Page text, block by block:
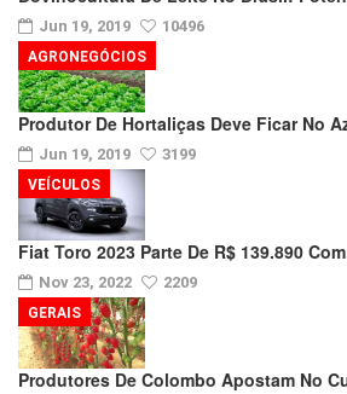
Jun 19, 2019 10496
Produtor De Hortaliças Deve Ficar No
Jun 19, 2019 3199
AGRONEGÓCIOS
Fiat Toro 2023 Parte De R$ 139.890
Nov 23, 2022 2209
VEÍCULOS
Produtores De Colombo Apostam No
GERAIS